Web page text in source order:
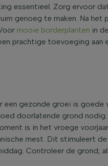
essentieel. Zorg ervoor
genoeg te maken. Na
mooie borderplanten in
prachtige toevoeging aan
een gezonde groei is goede
doorlatende grond
is in het vroege
mest. Dit stimuleert
Controleer de grond;